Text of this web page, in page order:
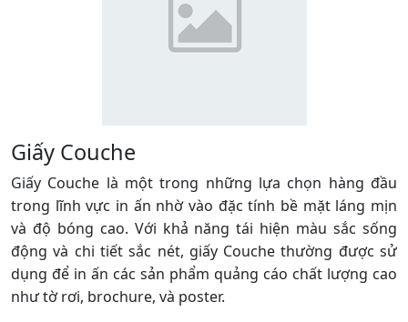
Giấy Couche
Giấy Couche là một trong những lựa chọn hàng đầu
trong lĩnh vực in ấn nhờ vào đặc tính bề mặt láng mịn
và độ bóng cao. Với khả năng tái hiện màu sắc sống
động và chi tiết sắc nét, giấy Couche thường được sử
dụng để in ấn các sản phẩm quảng cáo chất lượng cao
như tờ rơi, brochure, và poster.